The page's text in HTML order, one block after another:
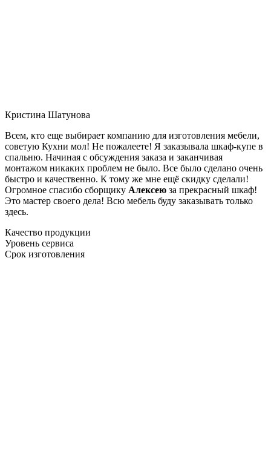
Кристина Шатунова
Всем, кто еще выбирает компанию для изготовления мебели,
советую Кухни мол! Не пожалеете! Я заказывала шкаф-купе в
спальню. Начиная с обсуждения заказа и заканчивая
монтажом никаких проблем не было. Все было сделано очень
быстро и качественно. К тому же мне ещё скидку сделали!
Огромное спасибо сборщику Алексею за прекрасный шкаф!
Это мастер своего дела! Всю мебель буду заказывать только
здесь.
Качество продукции
Уровень сервиса
Срок изготовления